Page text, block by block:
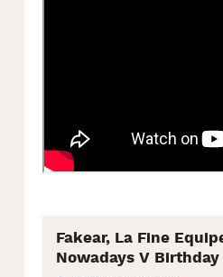
Fakear, La Fine
Nowadays V